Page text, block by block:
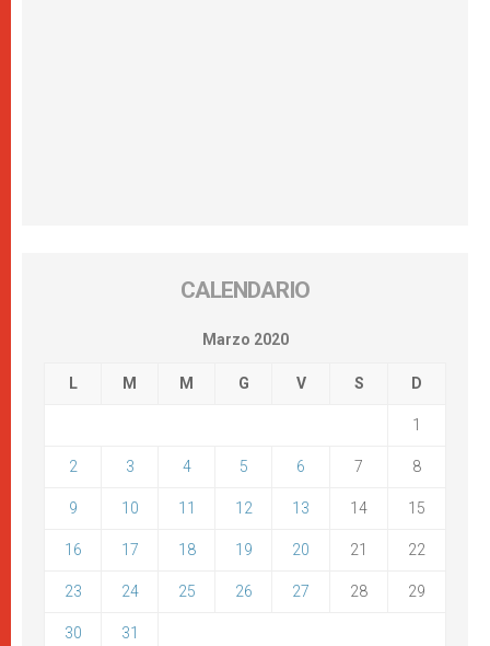
CALENDARIO
Marzo 2020
L M M G V S D
1
2 3 4 5 6 7 8
9 10 11 12 13 14 15
16 17 18 19 20 21 22
23 24 25 26 27 28 29
30 31